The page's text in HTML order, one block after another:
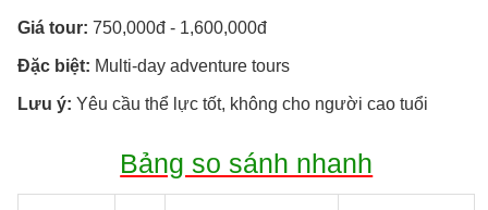
Giá tour: 750,000đ - 1,600,000đ
Đặc biệt: Multi-day adventure tours
Lưu ý: Yêu cầu thể lực tốt, không cho người cao tuổi
Bảng so sánh nhanh